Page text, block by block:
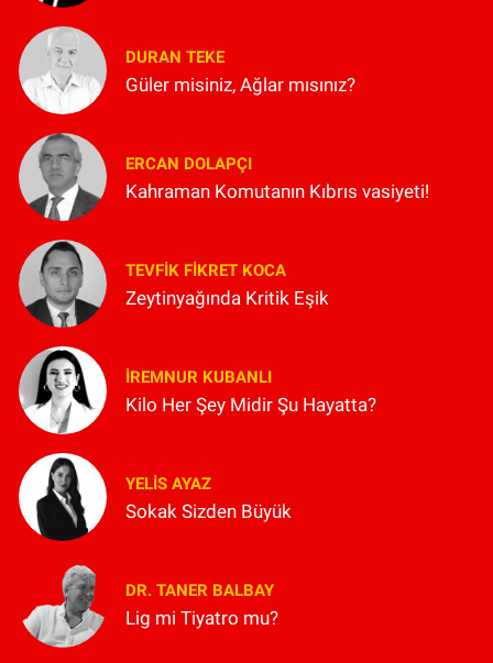
DURAN TEKE
Güler misiniz, Ağlar mısınız?
ERCAN DOLAPÇI
Kahraman Komutanın Kıbrıs vasiyeti!
TEVFIK FIKRET KOCA
Zeytinyağında Kritik Eşik
İREMNUR KUBANLI
Kilo Her Şey Midir Şu Hayatta?
YELIS AYAZ
Sokak Sizden Büyük
DR. TANER BALBAY
Lig mi Tiyatro mu?